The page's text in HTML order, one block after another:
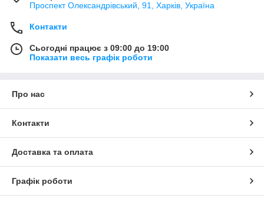
Проспект Олександрівський, 91, Харків, Україна
Контакти
Сьогодні працює з 09:00 до 19:00
Показати весь графік роботи
Про нас
Контакти
Доставка та оплата
Графік роботи